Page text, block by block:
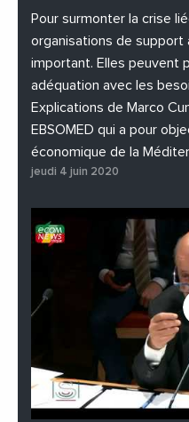
#PhotosEtVideos
Pour surmonter la crise
organisations de support
important. Elles peuvent
adéquation avec les
Explications de Marco
EBSOMED qui a pour
économique de la
jeudi 4 juin 2020